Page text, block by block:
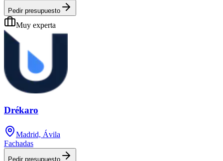
Pedir presupuesto
Muy experta
Drékaro
Madrid, Ávila
Fachadas
Pedir presupuesto